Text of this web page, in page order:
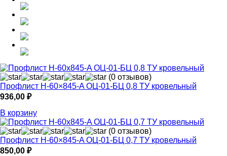
(0 отзывов)
Профлист Н-60×845-A ОЦ-01-БЦ 0,8 ТУ кровельный
936,00 ₽
В корзину
(0 отзывов)
Профлист Н-60×845-A ОЦ-01-БЦ 0,7 ТУ кровельный
850,00 ₽